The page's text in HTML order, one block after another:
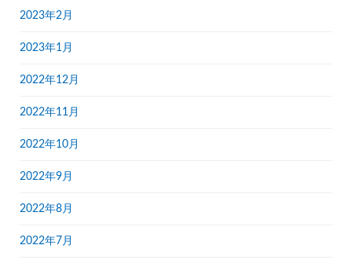
2023年2月
2023年1月
2022年12月
2022年11月
2022年10月
2022年9月
2022年8月
2022年7月